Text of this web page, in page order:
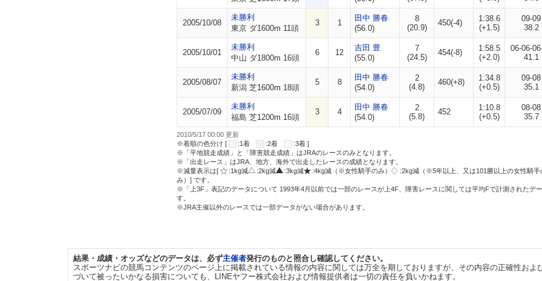
2005/10/08
未勝利
東京 ダ1600m 11頭
3 1
田中 勝春
(56.0)
8
(20.9)
450(-4)
1:38.6
(+1.5)
09-09
38.2
2005/10/01
未勝利
中山 ダ1800m 16頭
6 12
吉田 豊
(55.0)
7
(24.5)
454(-8)
1:58.5
(+2.0)
06-06-
41.1
2005/08/07
未勝利
新潟 芝1600m 18頭
5 8
田中 勝春
(54.0)
2
(4.8)
460(+8)
1:34.8
(+0.5)
09-08
35.1
2005/07/09
未勝利
福島 芝1200m 16頭
3 4
田中 勝春
(54.0)
2
(5.8)
452
1:10.8
(+0.5)
08-08
35.7
2010/5/17 00:00 更新
※着順の色分け [
:1着 :2着
:3着 ]
※「平地競走成績」と「障害競走成績」はJRAのレースのみとなります。
※「出走レース」はJRA、地方、海外で出走したレースの成績となります。
※減量表示は[
:1kg減 :2kg減 :3kg減 :4kg減（※女性騎手のみ）
:2kg減（※5年以上、又は101勝以上の女性騎手
み）] です。
※「上3F」表記のデータについて 1993年4月以前では一部のレースが上4F、障害レースに関しては平均Fで計測されたデ
す。
※JRA主催以外のレースでは一部データがない場合があります。
結果・成績・オッズなどのデータは、必ず主催者発行のものと照合し確認してください。
スポーツナビの競馬コンテンツのページ上に掲載されている情報の内容に関しては万全を期しておりますが、その内容の正確性お
づいて被ったいかなる損害についても、LINEヤフー株式会社および情報提供者は一切の責任を負いかねます。